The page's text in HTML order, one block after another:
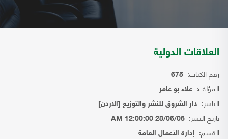
العلاقات الدولية
رقم الكتاب: 675
المؤلف: علاء بو عامر
الناشر: دار الشروق للنشر والتوزيع [الاردن]
تاريخ النشر: 28/06/05 12:00:00 AM
القسم: إدارة الأعمال العامة